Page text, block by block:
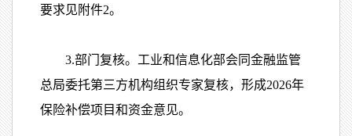
要求见附件2。
3.部门复核。工业和信息化部会同金融监管
总局委托第三方机构组织专家复核，形成2026年
保险补偿项目和资金意见。